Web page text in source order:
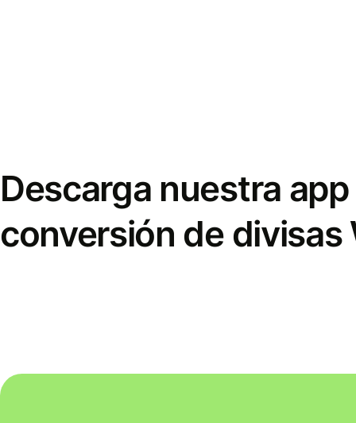
Descarga nuestra
conversión de divisas